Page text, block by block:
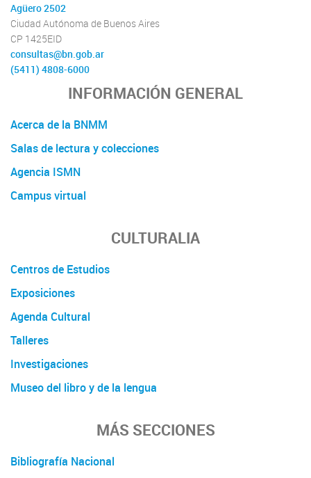
Agüero 2502
Ciudad Autónoma de Buenos Aires
CP 1425EID
consultas@bn.gob.ar
(5411) 4808-6000
INFORMACIÓN GENERAL
Acerca de la BNMM
Salas de lectura y colecciones
Agencia ISMN
Campus virtual
CULTURALIA
Centros de Estudios
Exposiciones
Agenda Cultural
Talleres
Investigaciones
Museo del libro y de la lengua
MÁS SECCIONES
Bibliografía Nacional